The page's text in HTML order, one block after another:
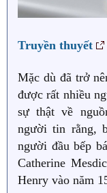
Truyền thuyết
Mặc dù đã trở
được rất nhiều
sự thật về
người tin rằng,
người đầu bếp
Catherine
Henry vào năm